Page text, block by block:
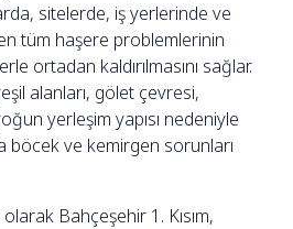
sitelerde, iş yerlerinde ve
tüm haşere problemlerinin
ortadan kaldırılmasını sağlar.
alanları, gölet çevresi,
yerleşim yapısı nedeniyle
böcek ve kemirgen sorunları
Bahçeşehir 1. Kısım,